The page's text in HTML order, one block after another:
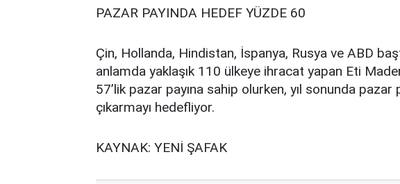
PAZAR PAYINDA HEDEF YÜZDE 60
Çin, Hollanda, Hindistan, İspanya, Rusya ve ABD
anlamda yaklaşık 110 ülkeye ihracat yapan Eti
57’lik pazar payına sahip olurken, yıl sonunda pazar
çıkarmayı hedefliyor.
KAYNAK: YENİ ŞAFAK